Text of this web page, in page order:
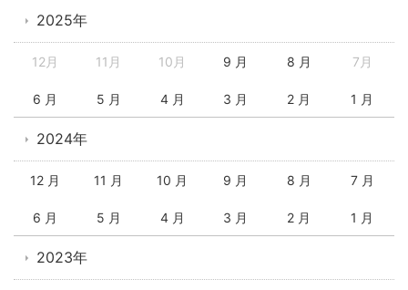
2025年
12月 11月 10月 9 月 8 月 7月
6 月 5 月 4 月 3 月 2 月 1 月
2024年
12 月 11 月 10 月 9 月 8 月 7 月
6 月 5 月 4 月 3 月 2 月 1 月
2023年